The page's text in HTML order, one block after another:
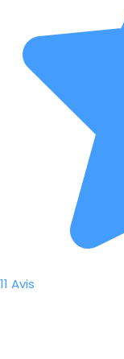
11 Avis